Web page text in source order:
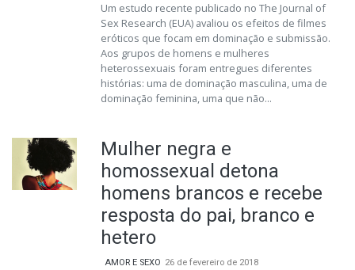
Um estudo recente publicado no The Journal of
Sex Research (EUA) avaliou os efeitos de filmes
eróticos que focam em dominação e submissão.
Aos grupos de homens e mulheres
heterossexuais foram entregues diferentes
histórias: uma de dominação masculina, uma de
dominação feminina, uma que não...
Mulher negra e
homossexual detona
homens brancos e recebe
resposta do pai, branco e
hetero
AMOR E SEXO 26 de fevereiro de 2018